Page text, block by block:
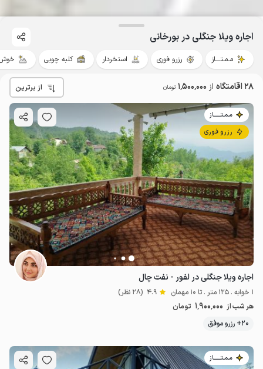
اجاره ویلا جنگلی در بورخانی
مـمـتــــاز رزرو فوری استخردار کلبه چوبی خوش
28 اقامتگاه از 1٬500٬000 تومان از برترین
مـمـتــــــاز
رزرو فوری
اجاره ویلا جنگلی در لفور - نفت چال
1 خوابه . 125 متر . تا 10 مهمان 4.9 (28 نظر)
هر شب از 1٬900٬000 تومان
20+ رزرو موفق
مـمـتــــــاز